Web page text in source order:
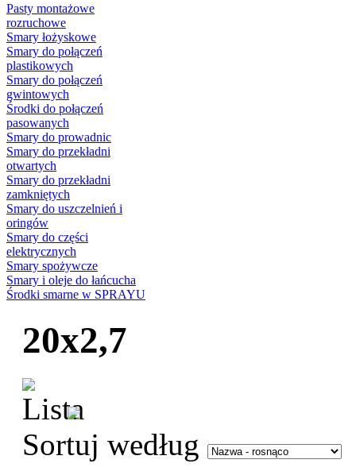
Pasty montażowe
rozruchowe
Smary łożyskowe
Smary do połączeń
plastikowych
Smary do połączeń
gwintowych
Środki do połączeń
pasowanych
Smary do prowadnic
Smary do przekładni
otwartych
Smary do przekładni
zamkniętych
Smary do uszczelnień i
oringów
Smary do części
elektrycznych
Smary spożywcze
Smary i oleje do łańcucha
Środki smarne w SPRAYU
20x2,7
Sortuj według